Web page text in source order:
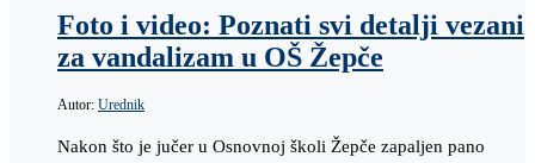
Foto i video: Poznati svi detalji vezani
za vandalizam u OŠ Žepče
Autor: Urednik
Nakon što je jučer u Osnovnoj školi Žepče zapaljen pano